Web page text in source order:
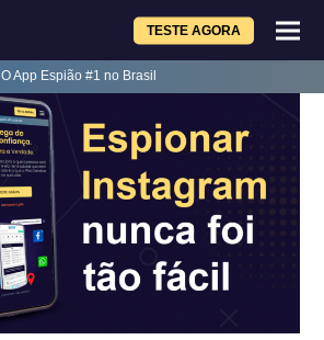
TESTE AGORA
O App Espião #1 no Brasil